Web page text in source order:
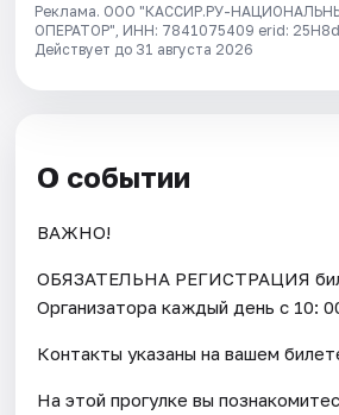
Реклама. ООО "КАССИР.РУ-
ОПЕРАТОР", ИНН: 7841075409 erid:
Действует до 31 августа 2026
О событии
ВАЖНО!
ОБЯЗАТЕЛЬНА РЕГИСТРАЦИЯ
Организатора каждый день c 10:
Контакты указаны на вашем
На этой прогулке вы